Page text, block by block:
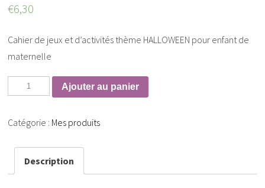
€6,30
Cahier de jeux et d’activités thème HALLOWEEN pour enfant de
maternelle
Ajouter au panier
Catégorie : Mes produits
Description